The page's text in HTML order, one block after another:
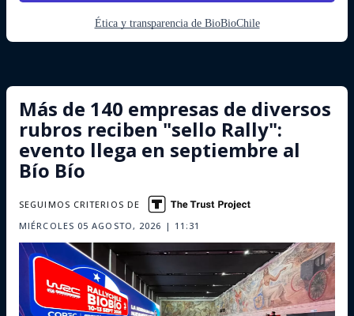
Ética y transparencia de BioBioChile
Más de 140 empresas de diversos
rubros reciben "sello Rally":
evento llega en septiembre al
Bío Bío
MIÉRCOLES 05 AGOSTO, 2026 | 11:31
SEGUIMOS CRITERIOS DE